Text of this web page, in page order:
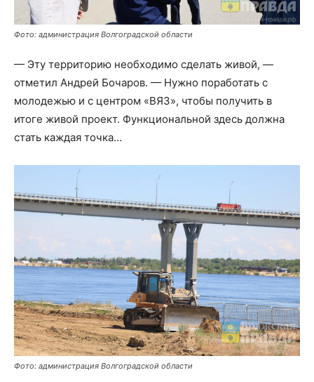
Фото: администрация Волгоградской области
— Эту территорию необходимо сделать живой, —
отметил Андрей Бочаров. — Нужно поработать с
молодежью и с центром «ВЯЗ», чтобы получить в
итоге живой проект. Функциональной здесь должна
стать каждая точка…
Фото: администрация Волгоградской области